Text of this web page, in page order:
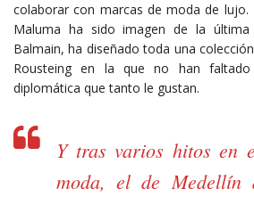
colaborar con marcas de moda de lujo.
Maluma ha sido imagen de la
Balmain, ha diseñado toda una
Rousteing en la que no han
diplomática que tanto le gustan.
Y tras varios hitos en
moda, el de Medellín